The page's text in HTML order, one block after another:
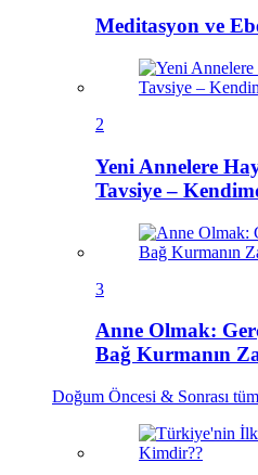
Meditasyon ve
2
Yeni Annelere
Tavsiye –
3
Anne Olmak:
Bağ Kurmanın
Doğum Öncesi & Sonrası